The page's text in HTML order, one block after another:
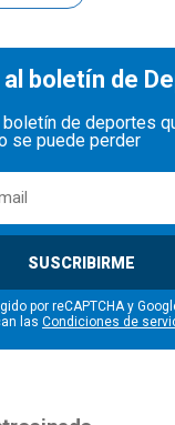
boletín de
de deportes
se puede perder
SUSCRIBIRME
por reCAPTCHA y
las Condiciones de